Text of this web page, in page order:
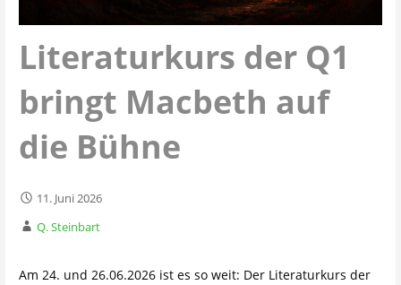
Literaturkurs der Q1
bringt Macbeth auf
die Bühne
11. Juni 2026
Q. Steinbart
Am 24. und 26.06.2026 ist es so weit: Der Literaturkurs der